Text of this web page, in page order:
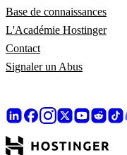
Base de connaissances
L'Académie Hostinger
Contact
Signaler un Abus